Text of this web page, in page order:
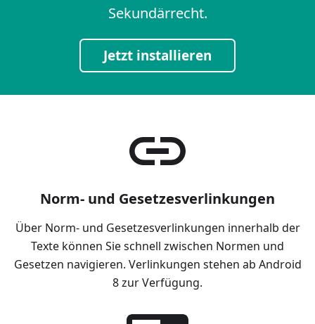
Sekundärrecht.
Jetzt installieren
Norm- und Gesetzesverlinkungen
Über Norm- und Gesetzesverlinkungen innerhalb der
Texte können Sie schnell zwischen Normen und
Gesetzen navigieren. Verlinkungen stehen ab Android
8 zur Verfügung.